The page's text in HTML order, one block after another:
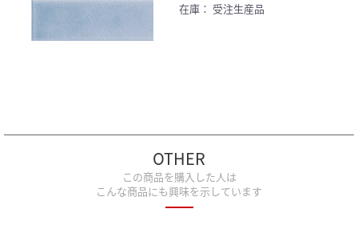
在庫： 受注生産品
OTHER
この商品を購入した人は
こんな商品にも興味を示しています